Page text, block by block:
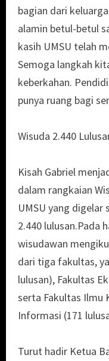
bagian dari
alamin betul-betul
kasih UMSU telah
Semoga langkah
keberkahan.
punya ruang bagi
Wisuda 2.440
Kisah Gabriel
dalam rangkaian
UMSU yang
2.440 lulusan.Pada
wisudawan
dari tiga fakultas,
lulusan), Fakultas
serta Fakultas Ilmu
Informasi (171
Turut hadir Ketua